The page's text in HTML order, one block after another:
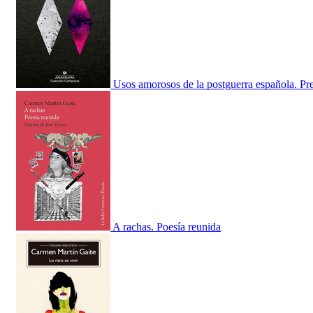
Usos amorosos de la postguerra española.
A rachas. Poesía reunida